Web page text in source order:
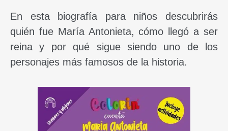
En esta biografía para niños descubrirás
quién fue María Antonieta, cómo llegó a ser
reina y por qué sigue siendo uno de los
personajes más famosos de la historia.